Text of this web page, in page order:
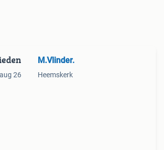
26
M.Vlinder.
Heemskerk